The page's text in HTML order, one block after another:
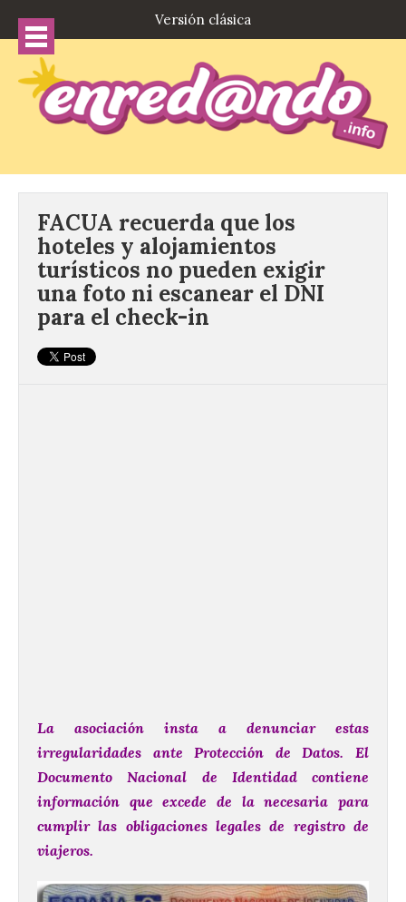
Versión clásica
FACUA recuerda que los
hoteles y alojamientos
turísticos no pueden exigir
una foto ni escanear el DNI
para el check-in
La asociación insta a denunciar estas
irregularidades ante Protección de Datos. El
Documento Nacional de Identidad contiene
información que excede de la necesaria para
cumplir las obligaciones legales de registro de
viajeros.